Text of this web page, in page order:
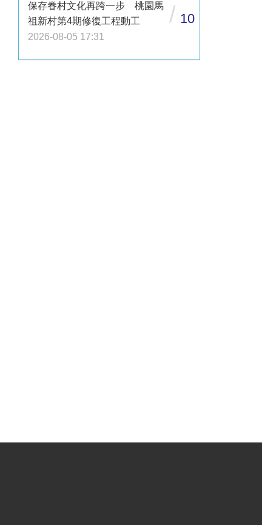
保存眷村文化再跨一步 桃園馬
祖新村第4期修復工程動工
2026-08-05 17:31
/ 10